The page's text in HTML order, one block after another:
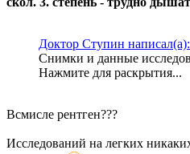
Доктор Ступин написал(а):
Снимки и данные
Нажмите для раскрытия...
Всмисле рентген???
Исследований на легких